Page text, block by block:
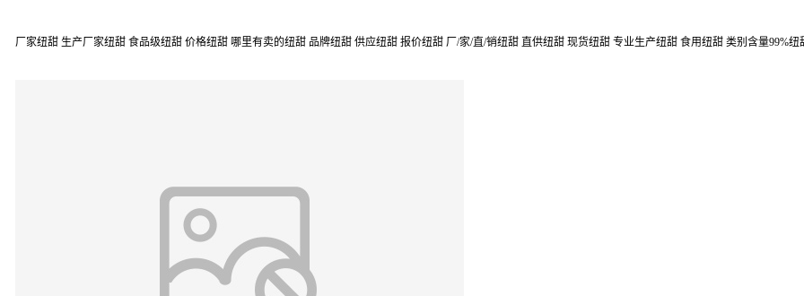
厂家纽甜 生产厂家纽甜 食品级纽甜 价格纽甜 哪里有卖的纽甜 品牌纽甜 供应纽甜 报价纽甜 厂/家/直/销纽甜 直供纽甜 现货纽甜 专业生产纽甜 食用纽甜 类别含量99%